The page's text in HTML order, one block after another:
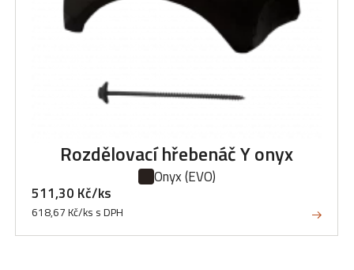
Rozdělovací hřebenáč Y onyx
Onyx(EVO)
511,30 Kč/ks
618,67 Kč/ks s DPH